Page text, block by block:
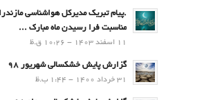
.پيام تبريك مدیرکل هواشناسی
مناسبت فرا رسيدن ماه مبارك ...
11 اسفند 1403 - 10:26 ق.ظ
گزارش پایش خشکسالی شهریور 98
31 خرداد 1400 - 1:44 ب.ظ